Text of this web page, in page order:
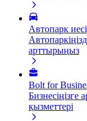
Автопарк
арттырыңыз
Bolt for
Бизнесіңізге
қызметтері